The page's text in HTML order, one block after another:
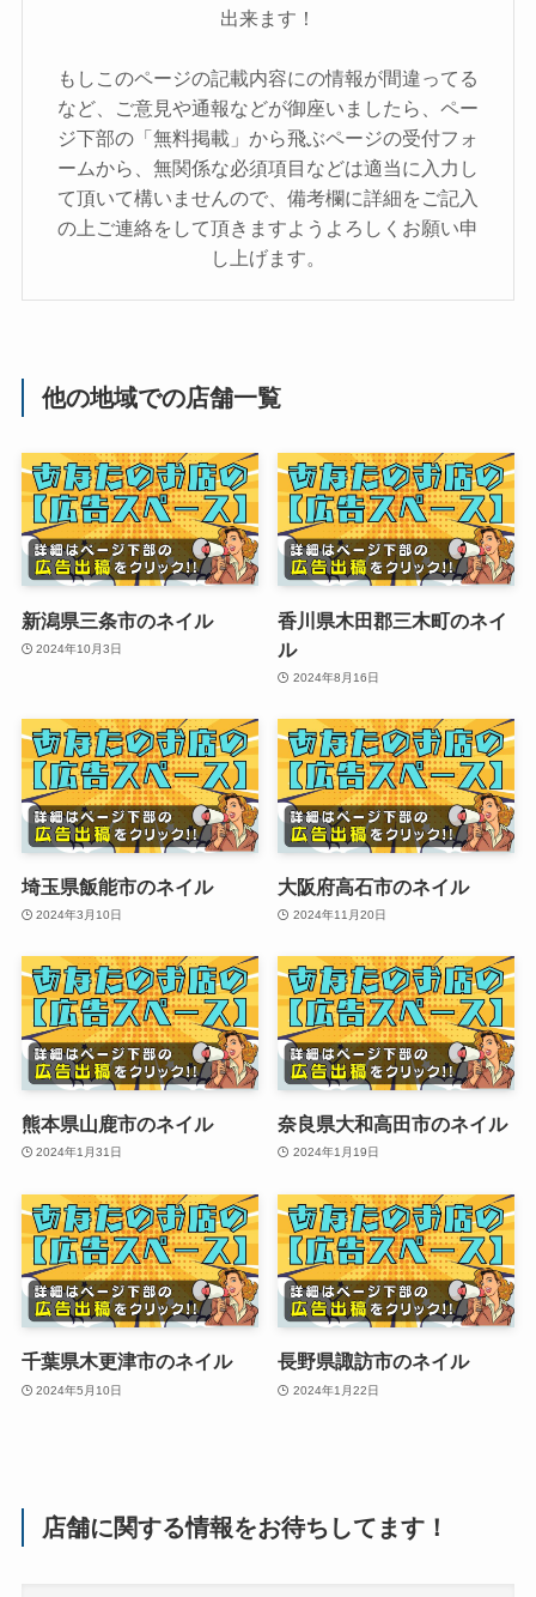
出来ます！
もしこのページの記載内容にの情報が間違ってる
など、ご意見や通報などが御座いましたら、ペー
ジ下部の「無料掲載」から飛ぶページの受付フォ
ームから、無関係な必須項目などは適当に入力し
て頂いて構いませんので、備考欄に詳細をご記入
の上ご連絡をして頂きますようよろしくお願い申
し上げます。
他の地域での店舗一覧
新潟県三条市のネイル
2024年10月3日
香川県木田郡三木町のネイ
ル
2024年8月16日
埼玉県飯能市のネイル
2024年3月10日
大阪府高石市のネイル
2024年11月20日
熊本県山鹿市のネイル
2024年1月31日
奈良県大和高田市のネイル
2024年1月19日
千葉県木更津市のネイル
2024年5月10日
長野県諏訪市のネイル
2024年1月22日
店舗に関する情報をお待ちしてます！